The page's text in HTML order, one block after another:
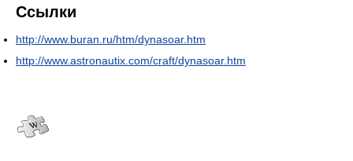
Ссылки
http://www.buran.ru/htm/dynasoar.htm
http://www.astronautix.com/craft/dynasoar.htm